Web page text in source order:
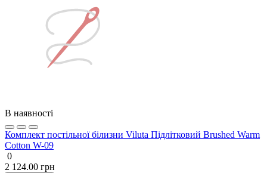
В наявності
Комплект постільної білизни Viluta Підлітковий Brushed Warm
Cotton W-09
0
2 124.00 грн